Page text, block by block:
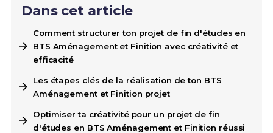
Dans cet article
Comment structurer ton projet de fin d'études en
BTS Aménagement et Finition avec créativité et
efficacité
Les étapes clés de la réalisation de ton BTS
Aménagement et Finition projet
Optimiser ta créativité pour un projet de fin
d'études en BTS Aménagement et Finition réussi